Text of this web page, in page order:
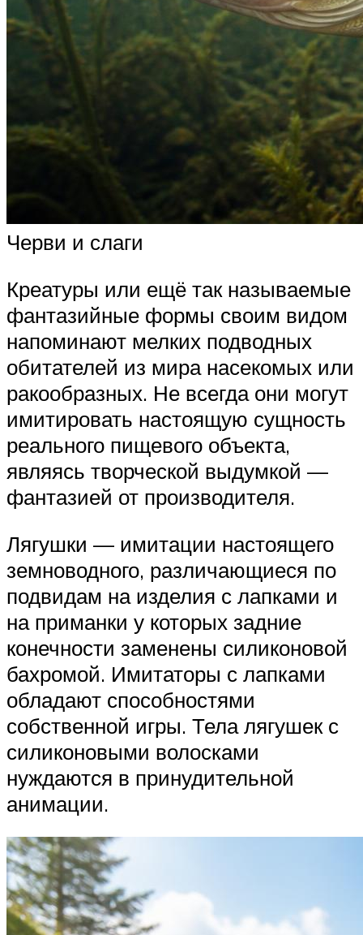
Черви и слаги
Креатуры или ещё так называемые
фантазийные формы своим видом
напоминают мелких подводных
обитателей из мира насекомых или
ракообразных. Не всегда они могут
имитировать настоящую сущность
реального пищевого объекта,
являясь творческой выдумкой —
фантазией от производителя.
Лягушки — имитации настоящего
земноводного, различающиеся по
подвидам на изделия с лапками и
на приманки у которых задние
конечности заменены силиконовой
бахромой. Имитаторы с лапками
обладают способностями
собственной игры. Тела лягушек с
силиконовыми волосками
нуждаются в принудительной
анимации.